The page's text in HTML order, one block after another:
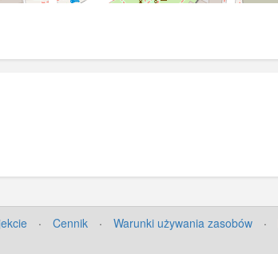
· Cennik · Warunki używania zasobów ·